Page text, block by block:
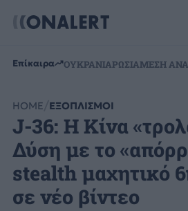
Επίκαιρα ΟΥΚΡΑΝΙΑΡΩΣΙΑΜΕΣΗ
HOME ΕΞΟΠΛΙΣΜΟΙ
J-36: Η Κίνα
Δύση με το
stealth μαχητικό
σε νέο βίντεο